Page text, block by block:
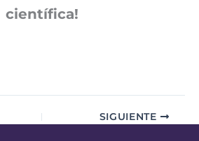
científica!
SIGUIENTE